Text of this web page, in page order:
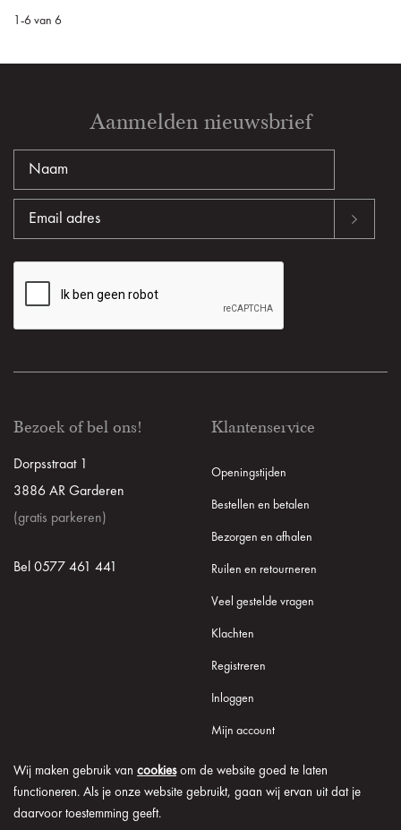
Wij maken gebruik van cookiesom de website goed te laten
functioneren. Als je onze website gebruikt, gaan wij ervan uit dat je
daarvoor toestemming geeft.
-6 van 6
Aanmelden nieuwsbrief
Bezoek of bel ons!
Dorpsstraat 1
3886 AR Garderen
(gratis parkeren)
Bel 0577 461 441
Klantenservice
Openingstijden
Bestellen en betalen
Bezorgen en afhalen
Ruilen en retourneren
Veel gestelde vragen
Klachten
Registreren
Inloggen
Mijn account
© 2026 Onder de Lindeboom